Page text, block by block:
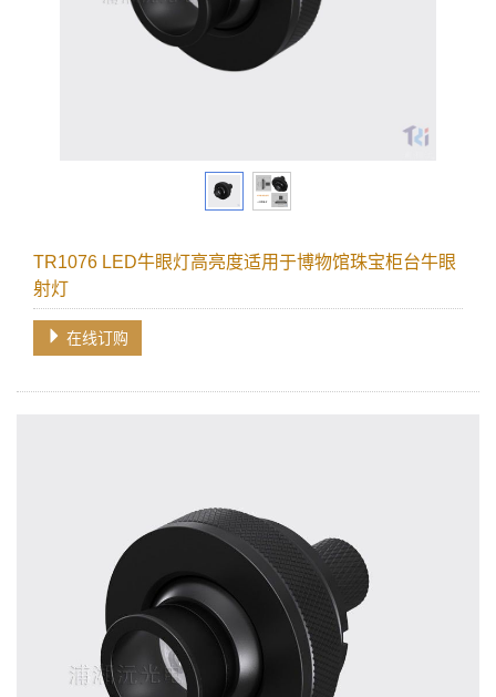
TR1076 LED牛眼灯高亮度适用于博物馆珠宝柜台牛眼
射灯
在线订购